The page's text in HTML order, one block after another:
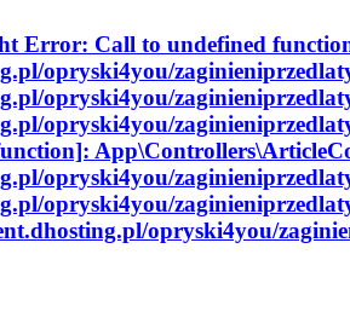
Error: Call to undefined
opryski4you/
opryski4you/
opryski4you/
opryski4you/
opryski4you/
opryski4you/